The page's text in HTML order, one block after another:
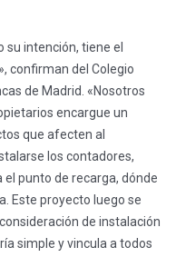
su intención, tiene el
confirman del Colegio
de Madrid. «Nosotros
encargue un
que afecten al
los contadores,
punto de recarga, dónde
Este proyecto luego se
de instalación
simple y vincula a todos